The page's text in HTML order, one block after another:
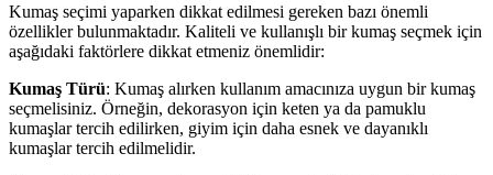
Kumaş seçimi yaparken dikkat edilmesi gereken bazı önemli
özellikler bulunmaktadır. Kaliteli ve kullanışlı bir kumaş seçmek için
aşağıdaki faktörlere dikkat etmeniz önemlidir:
Kumaş Türü: Kumaş alırken kullanım amacınıza uygun bir kumaş
seçmelisiniz. Örneğin, dekorasyon için keten ya da pamuklu
kumaşlar tercih edilirken, giyim için daha esnek ve dayanıklı
kumaşlar tercih edilmelidir.